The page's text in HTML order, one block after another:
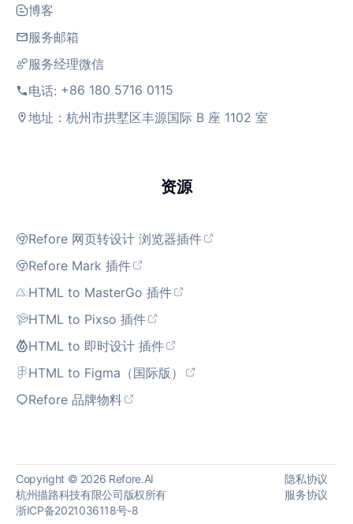
博客
服务邮箱
服务经理微信
电话: +86 180 5716 0115
地址：杭州市拱墅区丰源国际 B 座 1102 室
资源
Refore 网页转设计 浏览器插件
Refore Mark 插件
HTML to MasterGo 插件
HTML to Pixso 插件
HTML to 即时设计 插件
HTML to Figma（国际版）
Refore 品牌物料
Copyright © 2026 Refore.AI
杭州描路科技有限公司版权所有
浙ICP备2021036118号-8
隐私协议
服务协议